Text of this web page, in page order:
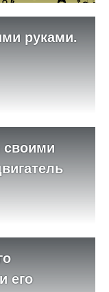
руками.
своими
его